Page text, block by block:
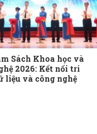
Sách Khoa học và
2026: Kết nối tri
liệu và công nghệ